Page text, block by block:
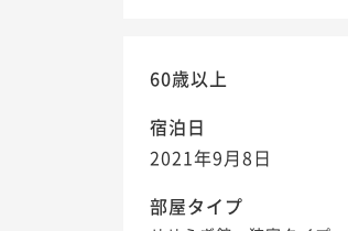
60歳以上
宿泊日
2021年9月8日
部屋タイプ